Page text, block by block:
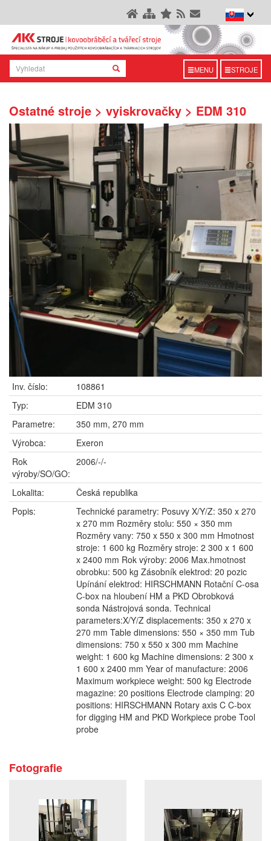
MENU STROJE
Ostatné stroje > vyiskrovačky > EDM 310
Inv. číslo:
108861
Typ:
EDM 310
Parametre:
350 mm, 270 mm
Výrobca:
Exeron
Rok
výroby/SO/GO:
2006/-/-
Lokalita:
Česká republika
Popis:
Technické parametry: Posuvy X/Y/Z: 350 x 270
x 270 mm Rozměry stolu: 550 × 350 mm
Rozměry vany: 750 x 550 x 300 mm Hmotnost
stroje: 1 600 kg Rozměry stroje: 2 300 x 1 600
x 2400 mm Rok výroby: 2006 Max.hmotnost
obrobku: 500 kg Zásobník elektrod: 20 pozic
Upínání elektrod: HIRSCHMANN Rotační C-osa
C-box na hloubení HM a PKD Obrobková
sonda Nástrojová sonda. Technical
parameters:X/Y/Z displacements: 350 x 270 x
270 mm Table dimensions: 550 × 350 mm Tub
dimensions: 750 x 550 x 300 mm Machine
weight: 1 600 kg Machine dimensions: 2 300 x
1 600 x 2400 mm Year of manufacture: 2006
Maximum workpiece weight: 500 kg Electrode
magazine: 20 positions Electrode clamping: 20
positions: HIRSCHMANN Rotary axis C C-box
for digging HM and PKD Workpiece probe Tool
probe
Fotografie